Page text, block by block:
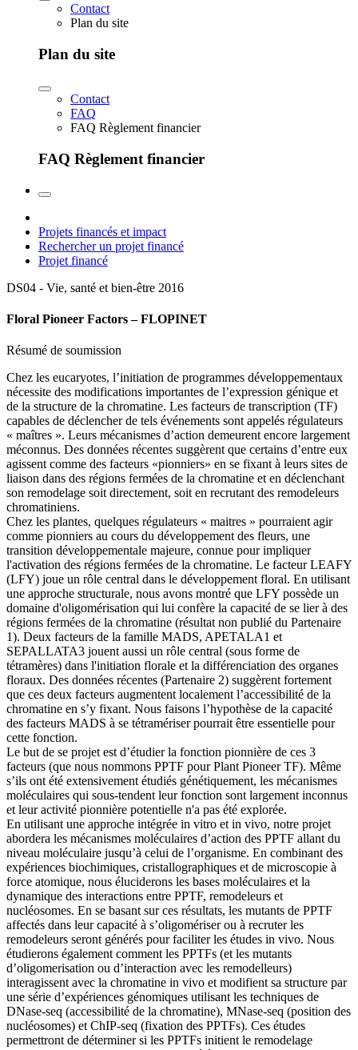
Contact
Plan du site
Plan du site
Contact
FAQ
FAQ Règlement financier
FAQ Règlement financier
Projets financés et impact
Rechercher un projet financé
Projet financé
DS04 - Vie, santé et bien-être 2016
Floral Pioneer Factors – FLOPINET
Résumé de soumission
Chez les eucaryotes, l’initiation de programmes développementaux
nécessite des modifications importantes de l’expression génique et
de la structure de la chromatine. Les facteurs de transcription (TF)
capables de déclencher de tels événements sont appelés régulateurs
« maîtres ». Leurs mécanismes d’action demeurent encore largement
méconnus. Des données récentes suggèrent que certains d’entre eux
agissent comme des facteurs «pionniers» en se fixant à leurs sites de
liaison dans des régions fermées de la chromatine et en déclenchant
son remodelage soit directement, soit en recrutant des remodeleurs
chromatiniens.
Chez les plantes, quelques régulateurs « maitres » pourraient agir
comme pionniers au cours du développement des fleurs, une
transition développementale majeure, connue pour impliquer
l'activation des régions fermées de la chromatine. Le facteur LEAFY
(LFY) joue un rôle central dans le développement floral. En utilisant
une approche structurale, nous avons montré que LFY possède un
domaine d'oligomérisation qui lui confère la capacité de se lier à des
régions fermées de la chromatine (résultat non publié du Partenaire
1). Deux facteurs de la famille MADS, APETALA1 et
SEPALLATA3 jouent aussi un rôle central (sous forme de
tétramères) dans l'initiation florale et la différenciation des organes
floraux. Des données récentes (Partenaire 2) suggèrent fortement
que ces deux facteurs augmentent localement l’accessibilité de la
chromatine en s’y fixant. Nous faisons l’hypothèse de la capacité
des facteurs MADS à se tétramériser pourrait être essentielle pour
cette fonction.
Le but de se projet est d’étudier la fonction pionnière de ces 3
facteurs (que nous nommons PPTF pour Plant Pioneer TF). Même
s’ils ont été extensivement étudiés génétiquement, les mécanismes
moléculaires qui sous-tendent leur fonction sont largement inconnus
et leur activité pionnière potentielle n'a pas été explorée.
En utilisant une approche intégrée in vitro et in vivo, notre projet
abordera les mécanismes moléculaires d’action des PPTF allant du
niveau moléculaire jusqu’à celui de l’organisme. En combinant des
expériences biochimiques, cristallographiques et de microscopie à
force atomique, nous éluciderons les bases moléculaires et la
dynamique des interactions entre PPTF, remodeleurs et
nucléosomes. En se basant sur ces résultats, les mutants de PPTF
affectés dans leur capacité à s’oligomériser ou à recruter les
remodeleurs seront générés pour faciliter les études in vivo. Nous
étudierons également comment les PPTFs (et les mutants
d’oligomerisation ou d’interaction avec les remodelleurs)
interagissent avec la chromatine in vivo et modifient sa structure par
une série d’expériences génomiques utilisant les techniques de
DNase-seq (accessibilité de la chromatine), MNase-seq (position des
nucléosomes) et ChIP-seq (fixation des PPTFs). Ces études
permettront de déterminer si les PPTFs initient le remodelage